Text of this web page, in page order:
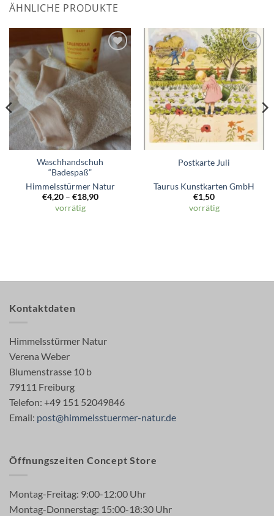
ÄHNLICHE PRODUKTE
Zum
Wunschzettel
hinzufügen
Waschhandschuh
“Badespaß”
Himmelsstürmer Natur
€4,20– €18,90
vorrätig
Zum
Wunschzettel
hinzufügen
Postkarte Juli
Taurus Kunstkarten GmbH
€1,50
vorrätig
Kontaktdaten
Himmelsstürmer Natur
Verena Weber
Blumenstrasse 10 b
79111 Freiburg
Telefon: +49 151 52049846
Email: post@himmelsstuermer-natur.de
Öffnungszeiten Concept Store
Montag-Freitag: 9:00-12:00 Uhr
Montag-Donnerstag: 15:00-18:30 Uhr